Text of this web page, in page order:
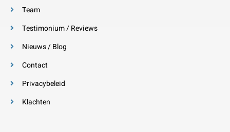
Team
Testimonium / Reviews
Nieuws / Blog
Contact
Privacybeleid
Klachten